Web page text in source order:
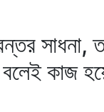
সাধনা,
কাজ